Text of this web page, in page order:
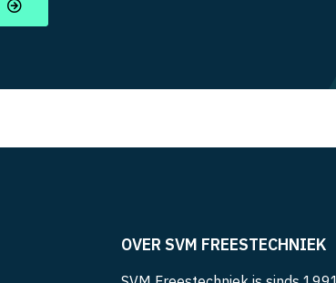
OVER SVM FREESTECHNIEK